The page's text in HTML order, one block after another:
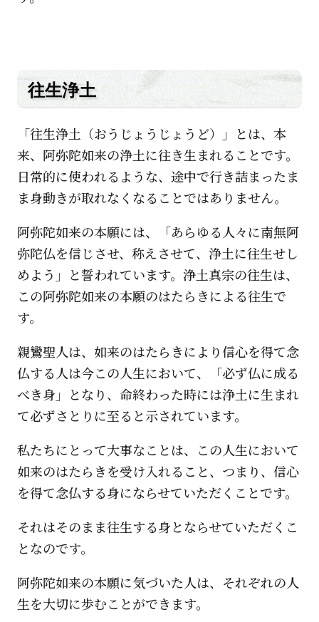
往生浄土
「往生浄土（おうじょうじょうど）」とは、本
来、阿弥陀如来の浄土に往き生まれることです。
日常的に使われるような、途中で行き詰まったま
ま身動きが取れなくなることではありません。
阿弥陀如来の本願には、「あらゆる人々に南無阿
弥陀仏を信じさせ、称えさせて、浄土に往生せし
めよう」と誓われています。浄土真宗の往生は、
この阿弥陀如来の本願のはたらきによる往生で
す。
親鸞聖人は、如来のはたらきにより信心を得て念
仏する人は今この人生において、「必ず仏に成る
べき身」となり、命終わった時には浄土に生まれ
て必ずさとりに至ると示されています。
私たちにとって大事なことは、この人生において
如来のはたらきを受け入れること、つまり、信心
を得て念仏する身にならせていただくことです。
それはそのまま往生する身とならせていただくこ
となのです。
阿弥陀如来の本願に気づいた人は、それぞれの人
生を大切に歩むことができます。